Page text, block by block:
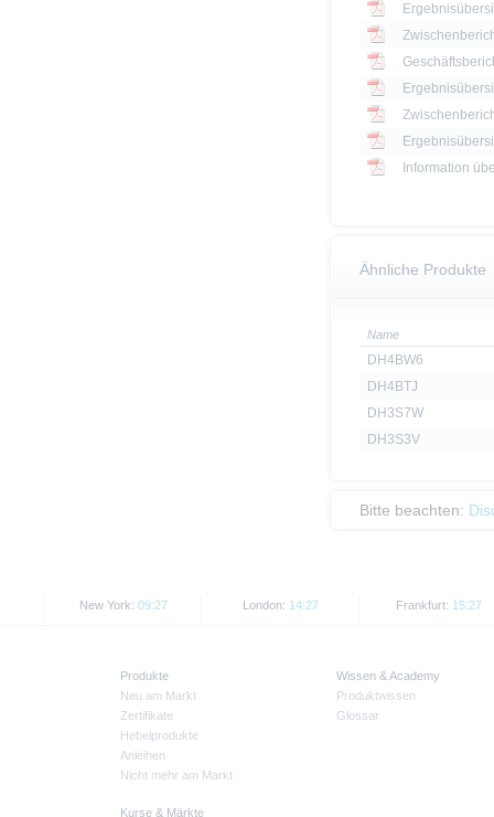
Information
Ähnliche Produkte
Name
DH4BW6
DH4BTJ
DH3S7W
DH3S3V
Bitte beachten:
New York: 09:27 London: 14:27 Frankfurt: 15:27
Produkte
Neu am Markt
Zertifikate
Hebelprodukte
Anleihen
Nicht mehr am Markt
Kurse & Märkte
Wissen & Academy
Produktwissen
Glossar